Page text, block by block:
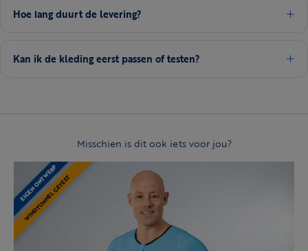
Hoe lang duurt de levering?
Kan ik de kleding eerst passen of testen?
Misschien is dit ook iets voor jou?
EIGEN ONTWERP
WINDTUNNEL GETEST